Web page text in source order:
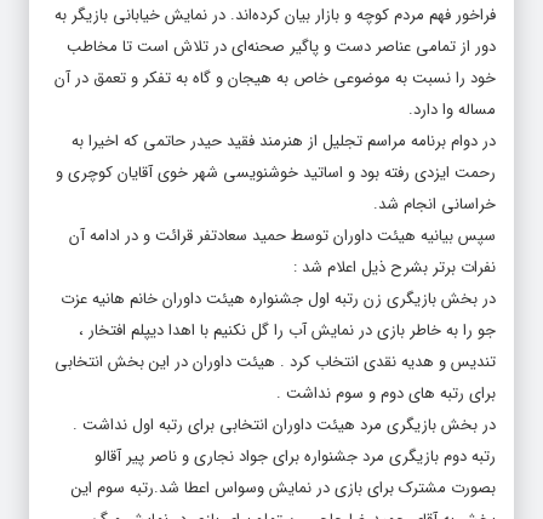
فراخور فهم مردم کوچه و بازار بیان کرده‌اند. در نمایش خیابانی بازیگر به
دور از تمامی عناصر دست و پاگیر صحنه‌ای در تلاش است تا مخاطب
خود را نسبت به موضوعی خاص به هیجان و گاه به تفکر و تعمق در آن
مساله وا دارد.
در دوام برنامه مراسم تجلیل از هنرمند فقید حیدر حاتمی که اخیرا به
رحمت ایزدی رفته بود و اساتید خوشنویسی شهر خوی آقایان کوچری و
خراسانی انجام شد.
سپس بیانیه هیئت داوران توسط حمید سعادتفر قرائت و در ادامه آن
نفرات برتر بشرح ذیل اعلام شد :
در بخش بازیگری زن رتبه اول جشنواره هیئت داوران خانم هانیه عزت
جو را به خاطر بازی در نمایش آب را گل نکنیم با اهدا دیپلم افتخار ،
تندیس و هدیه نقدی انتخاب کرد . هیئت داوران در این بخش انتخابی
برای رتبه های دوم و سوم نداشت .
در بخش بازیگری مرد هیئت داوران انتخابی برای رتبه اول نداشت .
رتبه دوم بازیگری مرد جشنواره برای جواد نجاری و ناصر پیر آقالو
بصورت مشترک برای بازی در نمایش وسواس اعطا شد.رتبه سوم این